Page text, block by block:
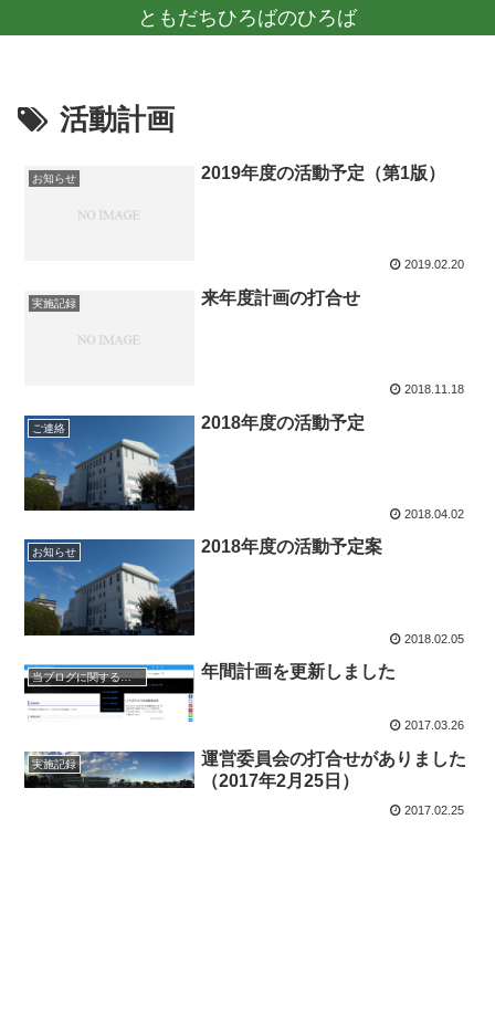
ともだちひろばのひろば
活動計画
お知らせ 2019年度の活動予定（第1版）
2019.02.20
実施記録 来年度計画の打合せ
2018.11.18
ご連絡 2018年度の活動予定
2018.04.02
お知らせ 2018年度の活動予定案
2018.02.05
当ブログに関するお知らせ 年間計画を更新しました
2017.03.26
実施記録
運営委員会の打合せがありました
（2017年2月25日）
2017.02.25